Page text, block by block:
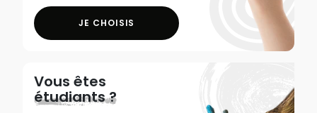
JE CHOISIS
Vous êtes
étudiants ?